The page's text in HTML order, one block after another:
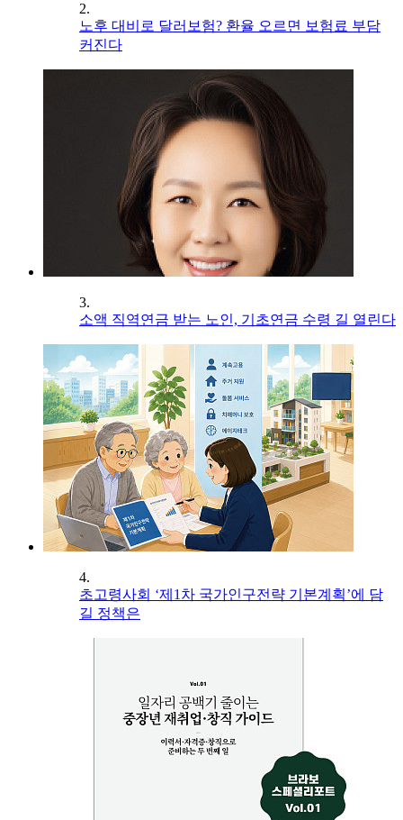
2.
노후 대비로 달러보험? 환율 오르면 보험료 부담
커진다
3.
소액 직역연금 받는 노인, 기초연금 수령 길 열린다
4.
초고령사회 ‘제1차 국가인구전략 기본계획’에 담
길 정책은